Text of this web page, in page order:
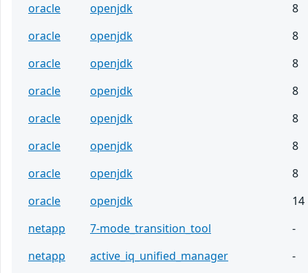
oracle
openjdk
8
oracle
openjdk
8
oracle
openjdk
8
oracle
openjdk
8
oracle
openjdk
8
oracle
openjdk
8
oracle
openjdk
8
oracle
openjdk
14
netapp
7-mode_transition_tool
-
netapp
active_iq_unified_manager
-